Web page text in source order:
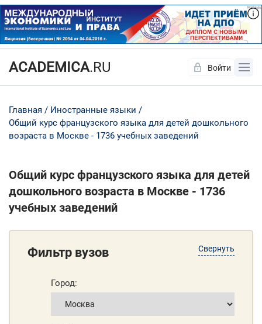
ACADEMICA.RU Войти
Главная
Иностранные языки
Общий курс французского языка для детей дошкольного
возраста в Москве - 1736 учебных заведений
Общий курс французского языка для детей
дошкольного возраста в Москве - 1736
учебных заведений
Свернуть
Фильтр вузов
Город:
Да Нет